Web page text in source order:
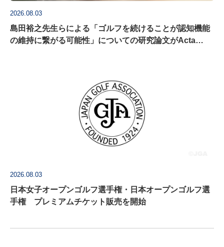
2026.08.03
島田裕之先生らによる「ゴルフを続けることが認知機能
の維持に繋がる可能性」についての研究論文がActa
2026.08.03
日本女子オープンゴルフ選手権・日本オープンゴルフ選
手権 プレミアムチケット販売を開始